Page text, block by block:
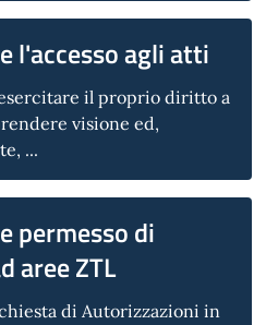
l'accesso agli atti
il proprio diritto a
visione ed,
...
permesso di
aree ZTL
di Autorizzazioni in